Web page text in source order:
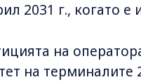
2031 г., когато е
на
на терминалите